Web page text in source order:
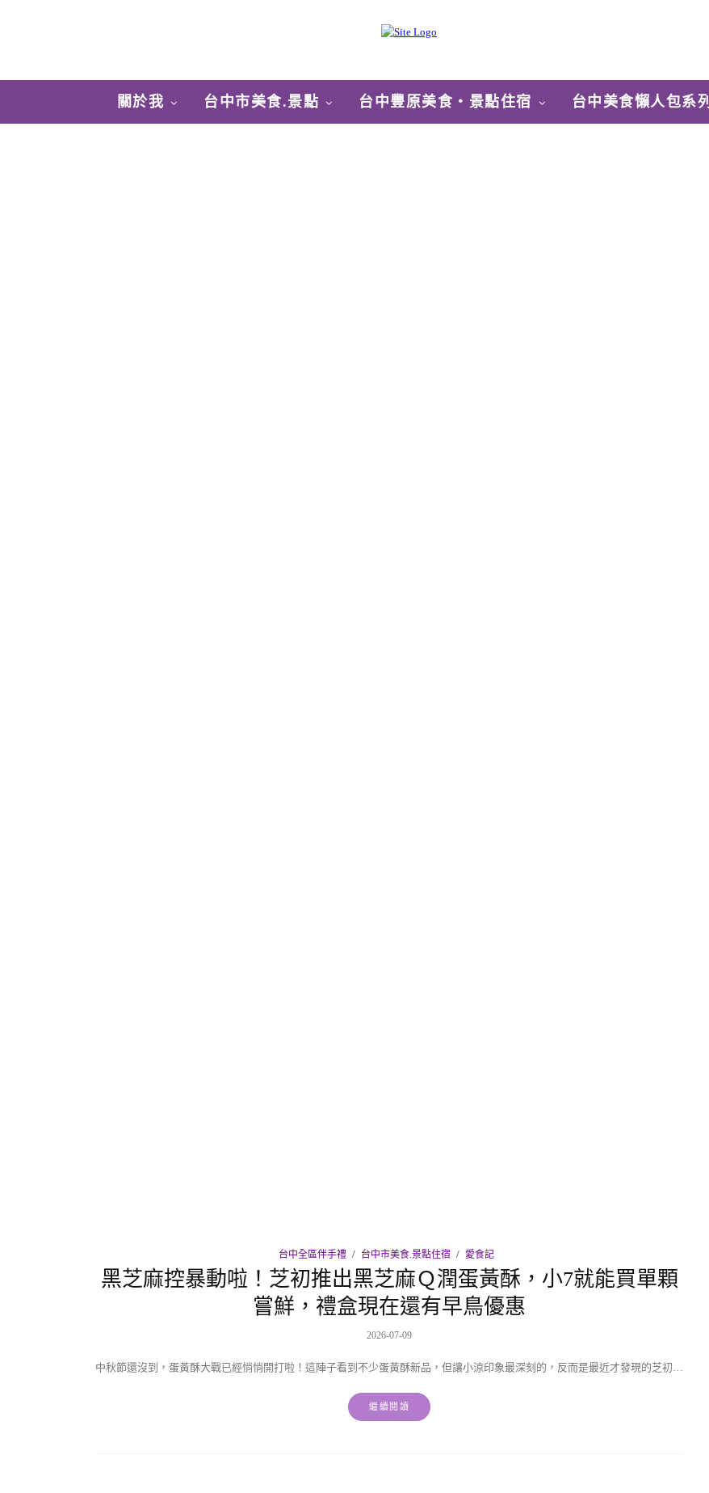
關於我 台中市美食.景點 台中豐原美食‧景點住宿 台中美食懶人包系列
台中全區伴手禮 台中市美食.景點住宿 愛食記
黑芝麻控暴動啦！芝初推出黑芝麻Ｑ潤蛋黃酥，小7就能買單顆
嘗鮮，禮盒現在還有早鳥優惠
2026-07-09
中秋節還沒到，蛋黃酥大戰已經悄悄開打啦！這陣子看到不少蛋黃酥新品，但讓小涼印象最深刻的，反而是最近才發現的芝初…
繼續閱讀